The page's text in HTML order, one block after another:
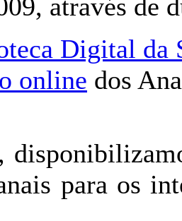
através de
Digital da
online dos
para os